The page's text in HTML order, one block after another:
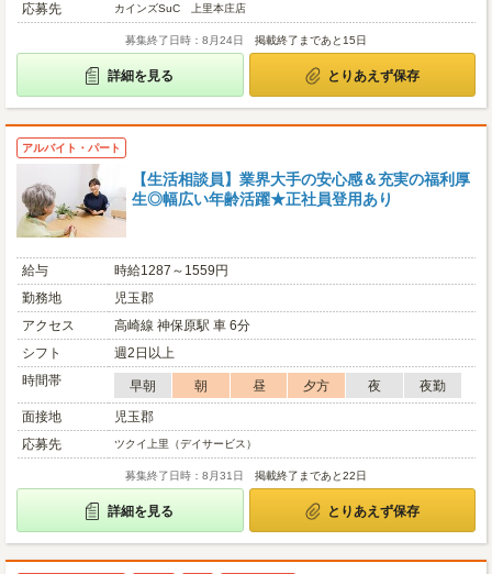
応募先
カインズSuC 上里本庄店
募集終了日時：8月24日 掲載終了まであと15日
詳細を見る とりあえず保存
アルバイト・パート
【生活相談員】業界大手の安心感＆充実の福利厚
生◎幅広い年齢活躍★正社員登用あり
給与
時給1287～1559円
勤務地
児玉郡
アクセス
高崎線 神保原駅 車 6分
シフト
週2日以上
時間帯
早朝 朝 昼 夕方 夜
夜勤
面接地
児玉郡
応募先
ツクイ上里（デイサービス）
募集終了日時：8月31日 掲載終了まであと22日
詳細を見る とりあえず保存